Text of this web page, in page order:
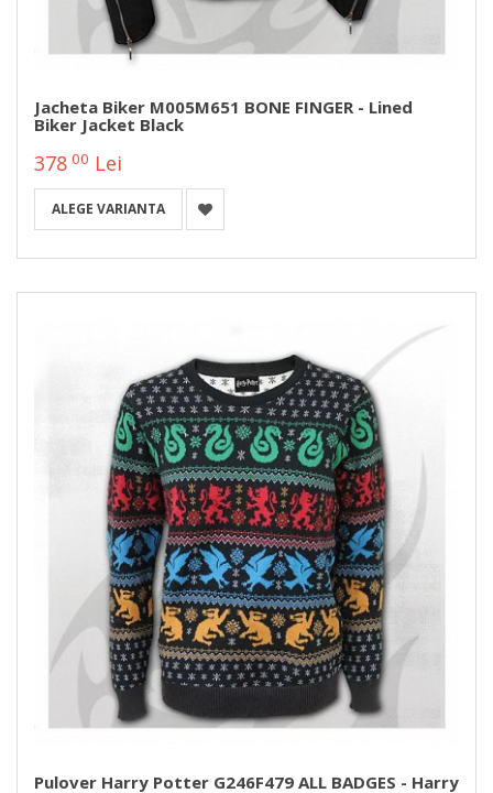
Jacheta Biker M005M651 BONE FINGER - Lined
Biker Jacket Black
378 00 Lei
ALEGE VARIANTA
Pulover Harry Potter G246F479 ALL BADGES - Harry